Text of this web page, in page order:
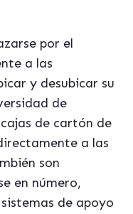
por el
a las
y desubicar su
de
de cartón de
a las
son
en número,
de apoyo